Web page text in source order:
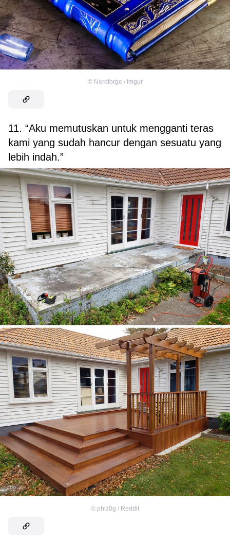
© Nerdforge / Imgur
11. “Aku memutuskan untuk mengganti teras
kami yang sudah hancur dengan sesuatu yang
lebih indah.”
© phiz0g / Reddit